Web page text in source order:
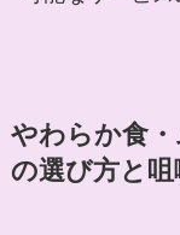
やわらか食
の選び方と